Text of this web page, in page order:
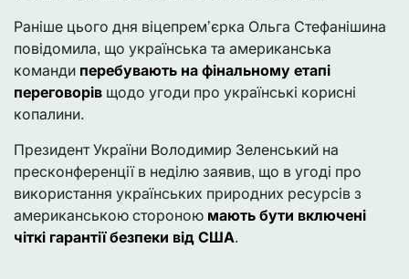
Раніше цього дня віцепрем’єрка Ольга Стефанішина
повідомила, що українська та американська
команди перебувають на фінальному етапі
переговорів щодо угоди про українські корисні
копалини.
Президент України Володимир Зеленський на
пресконференції в неділю заявив, що в угоді про
використання українських природних ресурсів з
американською стороною мають бути включені
чіткі гарантії безпеки від США.